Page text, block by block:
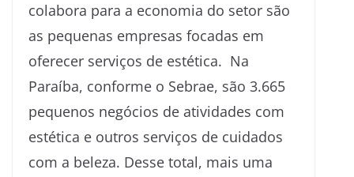
colabora para a economia do setor são
as pequenas empresas focadas em
oferecer serviços de estética. Na
Paraíba, conforme o Sebrae, são 3.665
pequenos negócios de atividades com
estética e outros serviços de cuidados
com a beleza. Desse total, mais uma